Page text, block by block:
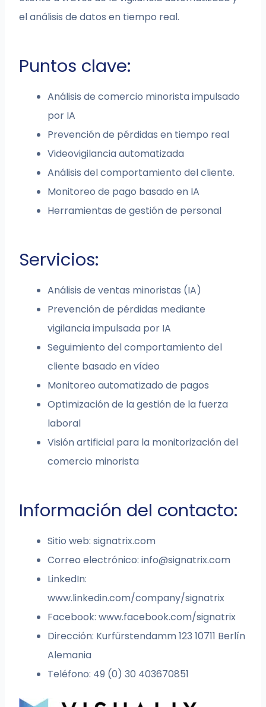
el análisis de datos en tiempo real.
Puntos clave:
Análisis de comercio minorista impulsado
por IA
Prevención de pérdidas en tiempo real
Videovigilancia automatizada
Análisis del comportamiento del cliente.
Monitoreo de pago basado en IA
Herramientas de gestión de personal
Servicios:
Análisis de ventas minoristas (IA)
Prevención de pérdidas mediante
vigilancia impulsada por IA
Seguimiento del comportamiento del
cliente basado en vídeo
Monitoreo automatizado de pagos
Optimización de la gestión de la fuerza
laboral
Visión artificial para la monitorización del
comercio minorista
Información del contacto:
Sitio web: signatrix.com
Correo electrónico:info@signatrix.com
LinkedIn:
www.linkedin.com/company/signatrix
Facebook: www.facebook.com/signatrix
Dirección: Kurfürstendamm 123 10711 Berlín
Alemania
Teléfono: 49 (0) 30 403670851